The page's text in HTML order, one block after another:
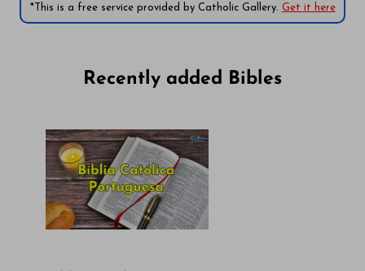
*This is a free service provided by Catholic Gallery. Get it here
Recently added Bibles